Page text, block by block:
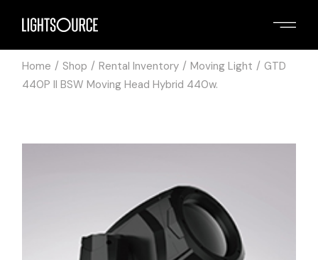
Home Shop Rental Inventory Moving Light
GTD
440P II BSW Moving Head Hybrid 440w.